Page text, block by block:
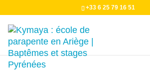
+33 6 25 79 16 51